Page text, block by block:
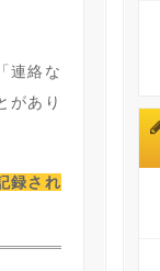
連絡な
があり
録され